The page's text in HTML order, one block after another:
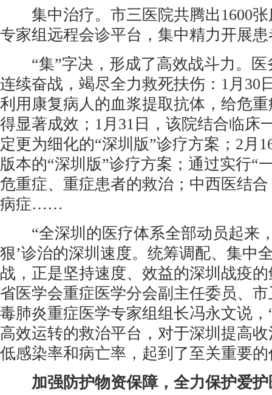
集中治疗。市三医院共腾出1600张
专家组远程会诊平台，集中精力开展
“集”字决，形成了高效战斗力。医
连续奋战，竭尽全力救死扶伤：1月30
利用康复病人的血浆提取抗体，给危
得显著成效；1月31日，该院结合临床
定更为细化的“深圳版”诊疗方案；2月
版本的“深圳版”诊疗方案；通过实行“
危重症、重症患者的救治；中西医结
病症……
“全深圳的医疗体系全部动员起来
狠’诊治的深圳速度。统筹调配、集中
战，正是坚持速度、效益的深圳战疫
省医学会重症医学分会副主任委员、
毒肺炎重症医学专家组组长冯永文说
高效运转的救治平台，对于深圳提高
低感染率和病亡率，起到了至关重要的
加强防护物资保障，全力保护爱